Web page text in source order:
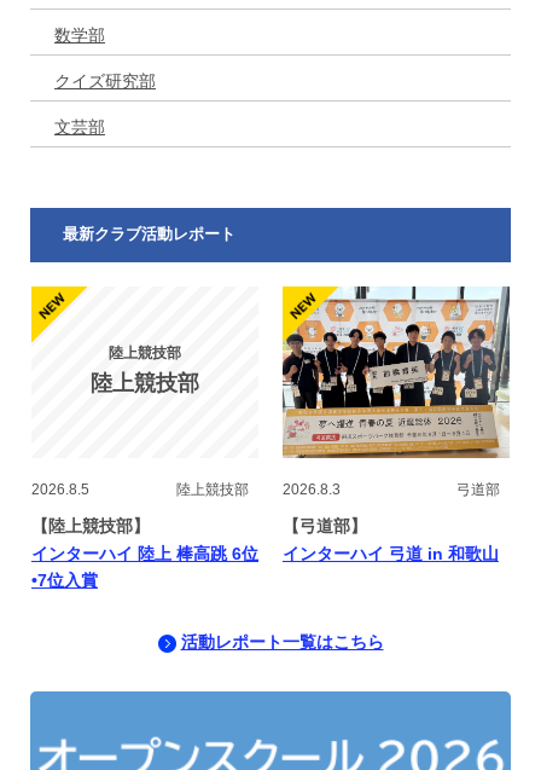
数学部
クイズ研究部
文芸部
最新クラブ活動レポート
陸上競技部
陸上競技部
2026.8.5 陸上競技部
【陸上競技部】
インターハイ 陸上 棒高跳 6位
•7位入賞
2026.8.3 弓道部
【弓道部】
インターハイ 弓道 in 和歌山
活動レポート一覧はこちら